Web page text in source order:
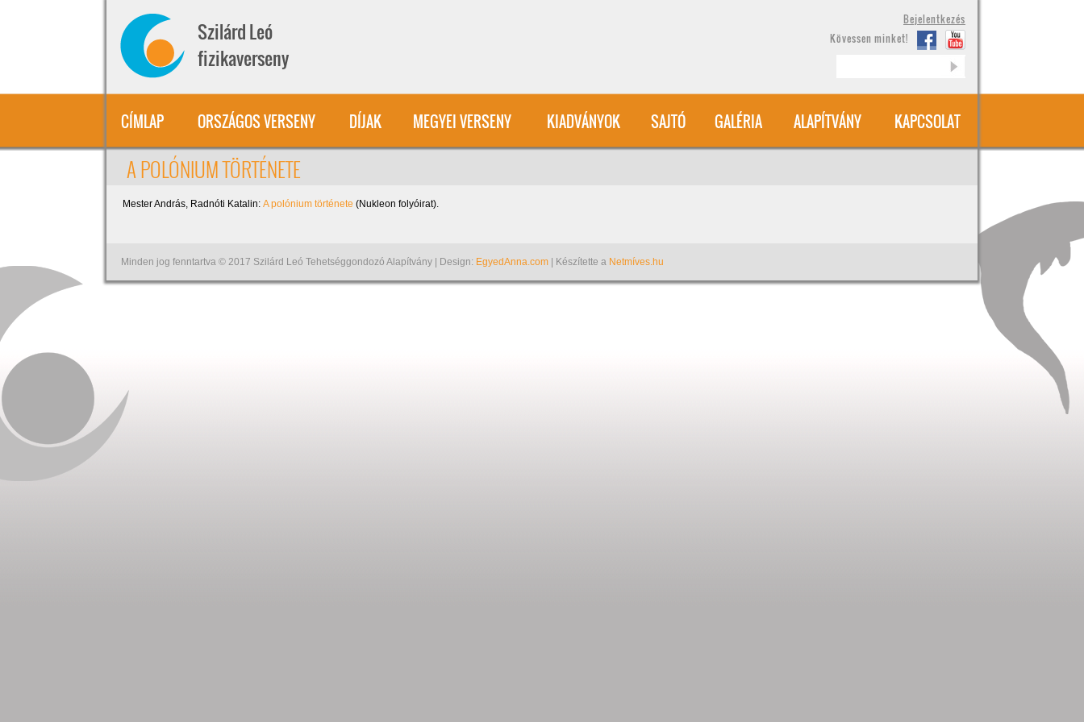
Szilárd Leó
fizikaverseny
Bejelentkezés
Kövessen minket!
CÍMLAP ORSZÁGOS VERSENY DÍJAK MEGYEI VERSENY KIADVÁNYOK SAJTÓ GALÉRIA ALAPÍTVÁNY KAPCSOLAT
A POLÓNIUM TÖRTÉNETE
Mester András, Radnóti Katalin: A polónium története (Nukleon folyóirat).
Minden jog fenntartva © 2017 Szilárd Leó Tehetséggondozó Alapítvány | Design: EgyedAnna.com | Készítette a Netmíves.hu